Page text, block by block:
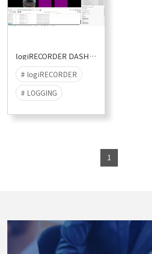
logiRECORDER DASHBOARD
# logiRECORDER
# LOGGING
1